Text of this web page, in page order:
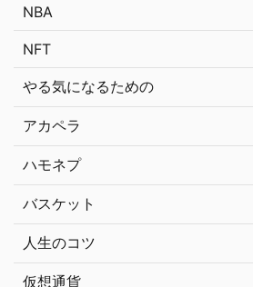
NBA
NFT
やる気になるための
アカペラ
ハモネプ
バスケット
人生のコツ
仮想通貨